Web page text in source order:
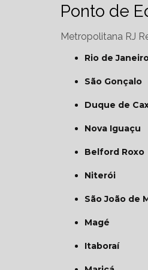
Ponto de
Metropolitana RJ
Rio de
São Gonçalo
Duque de
Nova Iguaçu
Belford Roxo
Niterói
São João de
Magé
Itaboraí